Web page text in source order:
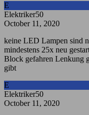
E
Elektriker50
October 11, 2020
keine LED Lampen sind
mindestens 25x neu
Block gefahren Lenkung
gibt
E
Elektriker50
October 11, 2020